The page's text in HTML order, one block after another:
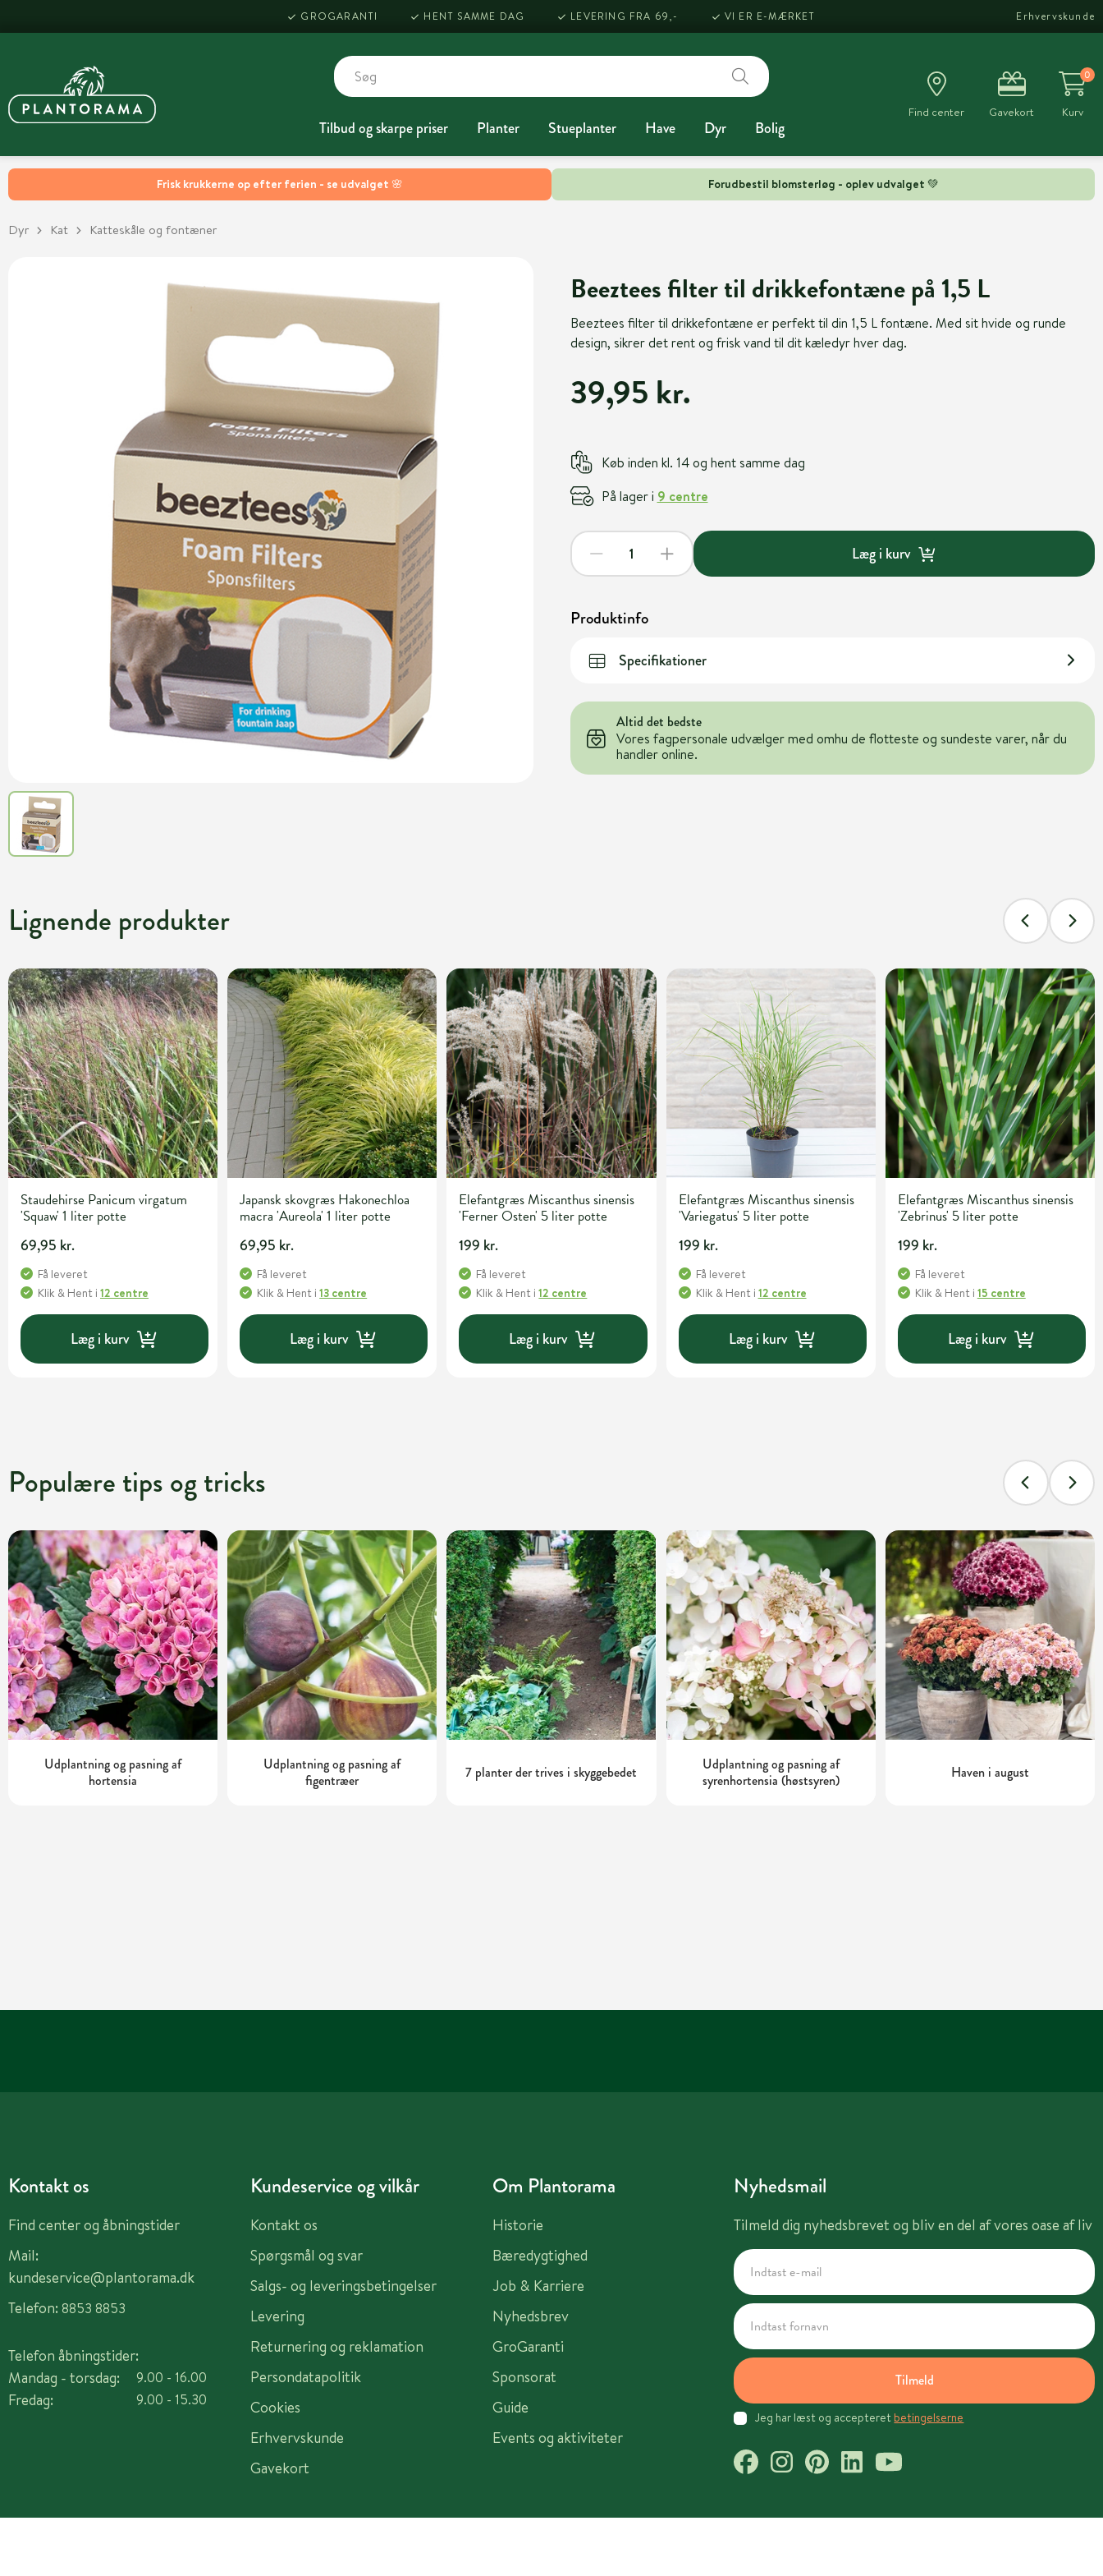
Frisk krukkerne op efter ferien - se udvalget 🌸 Forudbestil blomsterløg - oplev udvalget 💚
GROGARANTI HENT SAMME DAG LEVERING FRA 69,- VI ER E-MÆRKET Erhvervskunde
Tilbud og skarpe priser Planter Stueplanter Have Dyr Bolig
Find center Gavekort
0
Kurv
Dyr Kat Katteskåle og fontæner
Beeztees filter til drikkefontæne på 1,5 L
Beeztees filter til drikkefontæne er perfekt til din 1,5 L fontæne. Med sit hvide og runde
design, sikrer det rent og frisk vand til dit kæledyr hver dag.
39,95 kr.
Køb inden kl. 14 og hent samme dag
På lager i 9 centre
Læg i kurv
Produktinfo
Specifikationer
Altid det bedste
Vores fagpersonale udvælger med omhu de flotteste og sundeste varer, når du
handler online.
Lignende produkter
Staudehirse Panicum virgatum
'Squaw' 1 liter potte
69,95 kr.
Få leveret
Klik & Hent i 12 centre
Læg i kurv
Japansk skovgræs Hakonechloa
macra 'Aureola' 1 liter potte
69,95 kr.
Få leveret
Klik & Hent i13 centre
Læg i kurv
Elefantgræs Miscanthus sinensis
'Ferner Osten' 5 liter potte
199 kr.
Få leveret
Klik & Hent i12 centre
Læg i kurv
Elefantgræs Miscanthus sinensis
'Variegatus' 5 liter potte
199 kr.
Få leveret
Klik & Hent i 12 centre
Læg i kurv
Elefantgræs Miscanthus sinensis
'Zebrinus' 5 liter potte
199 kr.
Få leveret
Klik & Hent i 15 centre
Læg i kurv
Populære tips og tricks
Udplantning og pasning af
hortensia
Udplantning og pasning af
figentræer
7 planter der trives i skyggebedet
Udplantning og pasning af
syrenhortensia (høstsyren)
Haven i august
Kontakt os
Find center og åbningstider
Mail:
kundeservice@plantorama.dk
Telefon: 8853 8853
Telefon åbningstider:
Mandag - torsdag:
Fredag:
9.00 - 16.00
9.00 - 15.30
Kundeservice og vilkår
Kontakt os
Spørgsmål og svar
Salgs- og leveringsbetingelser
Levering
Returnering og reklamation
Persondatapolitik
Cookies
Erhvervskunde
Gavekort
Om Plantorama
Historie
Bæredygtighed
Job & Karriere
Nyhedsbrev
GroGaranti
Sponsorat
Guide
Events og aktiviteter
Nyhedsmail
Tilmeld dig nyhedsbrevet og bliv en del af vores oase af liv
Tilmeld
Jeg har læst og accepteret betingelserne